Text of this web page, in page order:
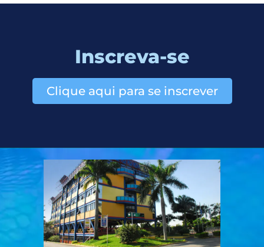
Inscreva-se
Clique aqui para se inscrever